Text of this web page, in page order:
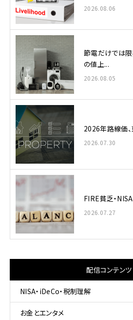
2026.08.06
節電だけでは
の値上...
2026.08.05
2026年路線価
2026.07.30
FIRE貧乏・
2026.07.27
配信コンテンツ
NISA・iDeCo・税制理解
お金とエンタメ